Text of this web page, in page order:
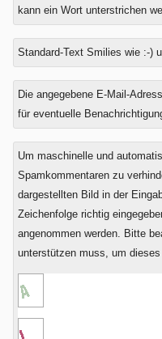
kann ein Wort unterstrichen
Standard-Text Smilies wie :-)
Was
ist
Acht
minus
Die angegebene E-Mail-
für eventuelle
Um maschinelle und
Spamkommentaren zu
dargestellten Bild in der
Zeichenfolge richtig
angenommen werden. Bitte
unterstützen muss, um dieses